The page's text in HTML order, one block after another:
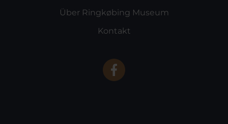
Über Ringkøbing Museum
Kontakt